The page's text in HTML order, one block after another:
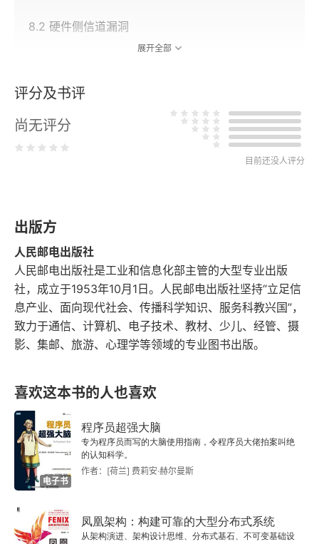
8.2 硬件侧信道漏洞
8.2.2 CPU分支预测器
8.2.3 CPU缓存
8.3.1 KVA影子
8.3.2 硬件间接分支控制（IBRS、IBPB、STIBP、
SSBD）
8.3.3 Retpoline和导入优化
8.3.4 STIBP配对
8.4 陷阱调度
8.4.1 中断调度
8.4.2 基于线的中断和基于消息信号的中断
8.4.3 计时器处理
8.4.4 系统工作线程
展开全部
评分及书评
尚无评分
目前还没人评分
出版方
人民邮电出版社
人民邮电出版社是工业和信息化部主管的大型专业出版
社，成立于1953年10月1日。人民邮电出版社坚持“立足信
息产业、面向现代社会、传播科学知识、服务科教兴国”，
致力于通信、计算机、电子技术、教材、少儿、经管、摄
影、集邮、旅游、心理学等领域的专业图书出版。
喜欢这本书的人也喜欢
电子书
程序员超强大脑
专为程序员而写的大脑使用指南，令程序员大佬拍案叫绝
的认知科学。
作者：[荷兰] 费莉安·赫尔曼斯
凤凰架构：构建可靠的大型分布式系统
从架构演进、架构设计思维、分布式基石、不可变基础设